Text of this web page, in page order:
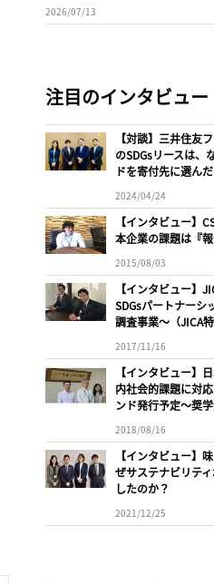
2026/07/13
注目のインタビュー
【対談】三井住友
のSDGsリースは、
ドを寄付先に選ん
2024/04/24
【インタビュー】
本企業の課題は『報
2015/08/03
【インタビュー】
SDGsパートナーシ
調査事業〜（JICA特
2017/11/16
【インタビュー】
内社会的課題に対
ンド発行予定〜奨
2018/08/16
【インタビュー】
ぜサステナビリテ
したのか？
2021/12/25